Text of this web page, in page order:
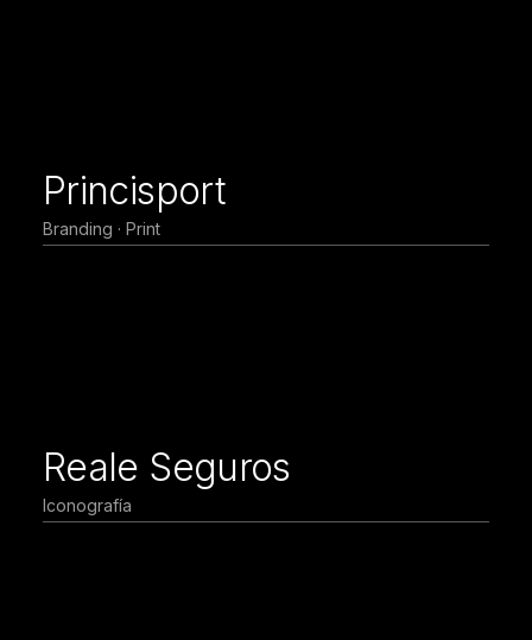
Princisport
Branding · Print
Reale Seguros
Iconografía